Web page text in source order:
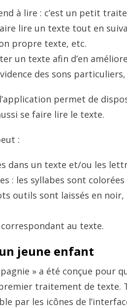
à lire : c’est un petit
lire un texte tout en
propre texte, etc.
un texte afin d’en
des sons
permet de
se faire lire le texte.
:
dans un texte et/ou les
: les syllabes sont
outils sont laissés en
au texte.
jeune enfant
» a été conçue pour
traitement de texte.
par les icônes de